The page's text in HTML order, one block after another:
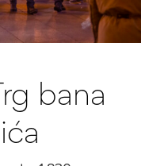
bana